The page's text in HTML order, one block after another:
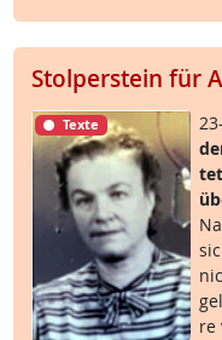
Stolperstein für
Texte
re